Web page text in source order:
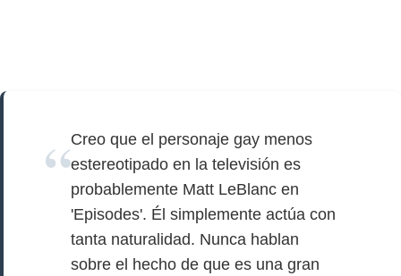
Creo que el personaje gay menos
estereotipado en la televisión es
probablemente Matt LeBlanc en
'Episodes'. Él simplemente actúa con
tanta naturalidad. Nunca hablan
sobre el hecho de que es una gran